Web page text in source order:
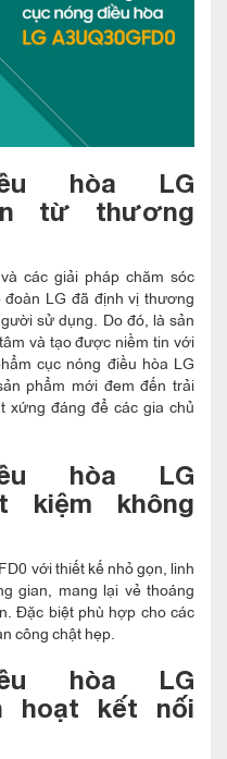
hòa LG
từ thương
các giải pháp chăm sóc
LG đã định vị thương
sử dụng. Do đó, là sản
và tạo được niềm tin với
cục nóng điều hòa LG
phẩm mới đem đến trải
xứng đáng để các gia chủ
hòa LG
không
với thiết kế nhỏ gọn, linh
gian, mang lại vẻ thoáng
Đặc biệt phù hợp cho các
công chật hẹp.
hòa LG
hoạt kết nối